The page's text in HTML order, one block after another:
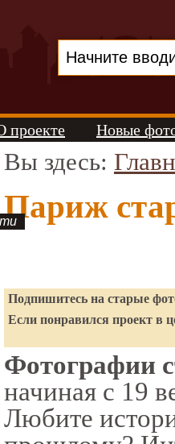
проекте Новые
Вы здесь:
Париж
Подпишитесь на старые
Если понравился проект в
Фотографии
начиная с 19
Любите